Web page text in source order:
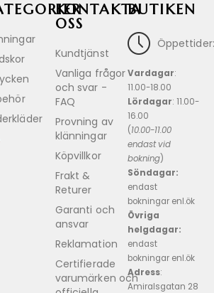
BUTIKEN
Öppettider:
Vardagar:
11.00-18.00
Lördagar: 11.00-
16.00
(10.00-11.00
endast vid
bokning)
Söndagar:
endast
bokningar enl.ök
Övriga
helgdagar:
endast
bokningar enl.ök
Adress:
Amiralsgatan 28
KONTAKTA
OSS
Kundtjänst
Vanliga frågor
och svar -
FAQ
Provning av
klänningar
Köpvillkor
Frakt &
Returer
Garanti och
ansvar
Reklamation
Certifierade
varumärken och